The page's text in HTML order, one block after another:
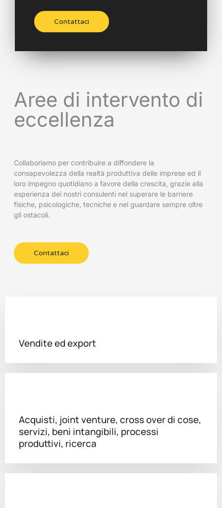
Contattaci
Aree di intervento di
eccellenza
Collaboriamo per contribuire a diffondere la
consapevolezza della realtà produttiva delle imprese ed il
loro impegno quotidiano a favore della crescita, grazie alla
esperienza dei nostri consulenti nel superare le barriere
fisiche, psicologiche, tecniche e nel guardare sempre oltre
gli ostacoli.
Contattaci
Vendite ed export
Acquisti, joint venture, cross over di cose,
servizi, beni intangibili, processi
produttivi, ricerca